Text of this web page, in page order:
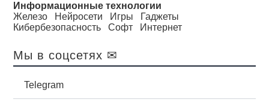
Информационные технологии
Железо
Нейросети Игры
Гаджеты
Кибербезопасность
Софт Интернет
Мы в соцсетях ✉
Telegram